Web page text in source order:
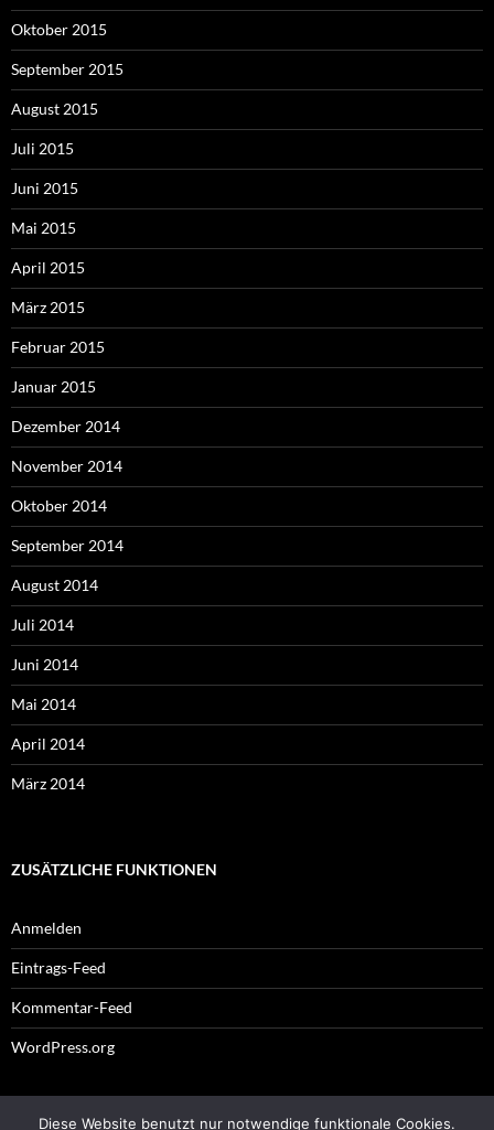
Oktober 2015
September 2015
August 2015
Juli 2015
Juni 2015
Mai 2015
April 2015
März 2015
Februar 2015
Januar 2015
Dezember 2014
November 2014
Oktober 2014
September 2014
August 2014
Juli 2014
Juni 2014
Mai 2014
April 2014
März 2014
ZUSÄTZLICHE FUNKTIONEN
Anmelden
Eintrags-Feed
Kommentar-Feed
WordPress.org
Diese Website benutzt nur notwendige funktionale Cookies.